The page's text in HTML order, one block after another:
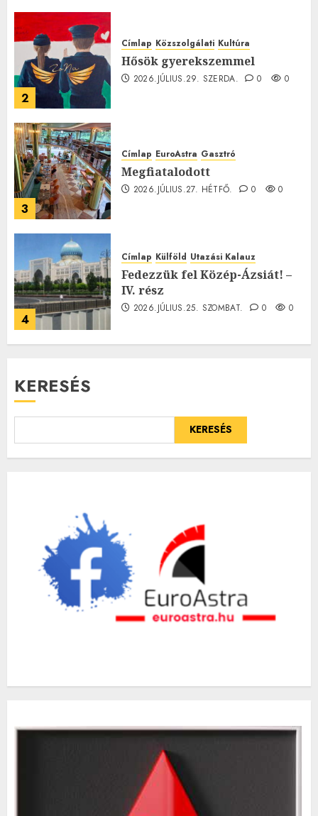
2
Címlap Közszolgálati Kultúra
Hősök gyerekszemmel
2026.JÚLIUS.29. SZERDA. 0 0
3
Címlap EuroAstra Gasztró
Megfiatalodott
2026.JÚLIUS.27. HÉTFŐ. 0 0
4
Címlap Külföld Utazási Kalauz
Fedezzük fel Közép-Ázsiát! –
IV. rész
2026.JÚLIUS.25. SZOMBAT. 0 0
KERESÉS
KERESÉS